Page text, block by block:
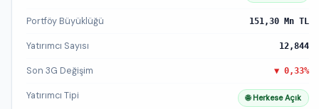
Portföy Büyüklüğü 151,30 Mn TL
Yatırımcı Sayısı 12,844
Son 3G Değişim ▼ 0,33%
Yatırımcı Tipi 🌐 Herkese Açık